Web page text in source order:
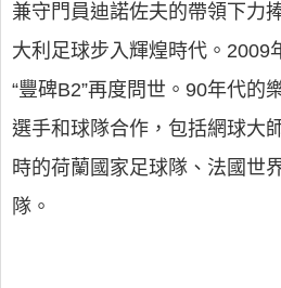
兼守門員迪諾佐夫的帶領下力
大利足球步入輝煌時代。2009
“豐碑B2”再度問世。90年代的
選手和球隊合作，包括網球大
時的荷蘭國家足球隊、法國世
隊。